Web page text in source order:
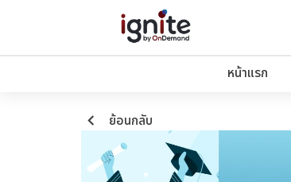
หน้าแรก
keyboard_arrow_left ย้อนกลับ